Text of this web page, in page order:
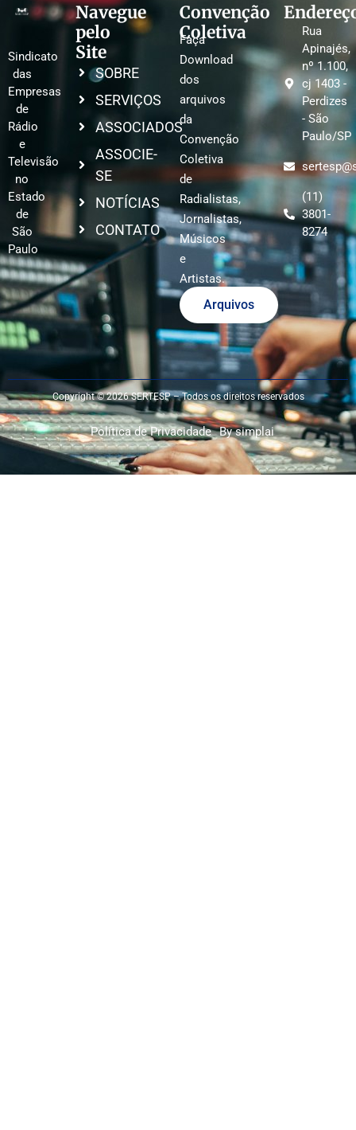
Sindicato
das
Empresas
de
Rádio
e
Televisão
no
Estado
de
São
Paulo
Navegue
pelo
Site
SOBRE
SERVIÇOS
ASSOCIADOS
ASSOCIE-
SE
NOTÍCIAS
CONTATO
Convenção
Coletiva
Faça
Download
dos
arquivos
da
Convenção
Coletiva
de
Radialistas,
Jornalistas,
Músicos
e
Artistas.
Arquivos
Rua
Apinajés,
nº 1.100,
cj 1403 -
Perdizes
- São
Paulo/SP
(11)
3801-
8274
Copyright © 2026 SERTESP – Todos os direitos reservados
Política de Privacidade By simplai